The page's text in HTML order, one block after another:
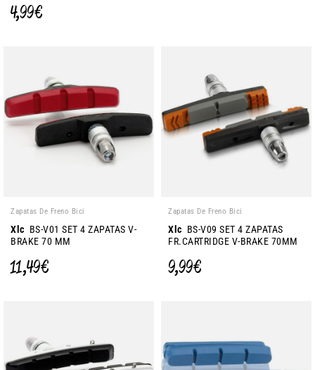
4,99 €
Zapatas De Freno Bici
Xlc BS-V01 SET 4 ZAPATAS V-
BRAKE 70 MM
11,49 €
Zapatas De Freno Bici
Xlc BS-V09 SET 4 ZAPATAS
FR.CARTRIDGE V-BRAKE 70MM
9,99 €